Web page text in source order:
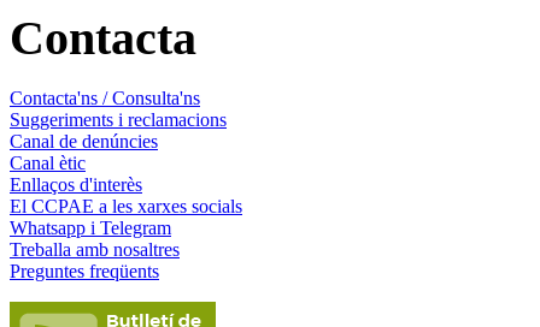
Contacta
Contacta'ns / Consulta'ns
Suggeriments i reclamacions
Canal de denúncies
Canal ètic
Enllaços d'interès
El CCPAE a les xarxes socials
Whatsapp i Telegram
Treballa amb nosaltres
Preguntes freqüents